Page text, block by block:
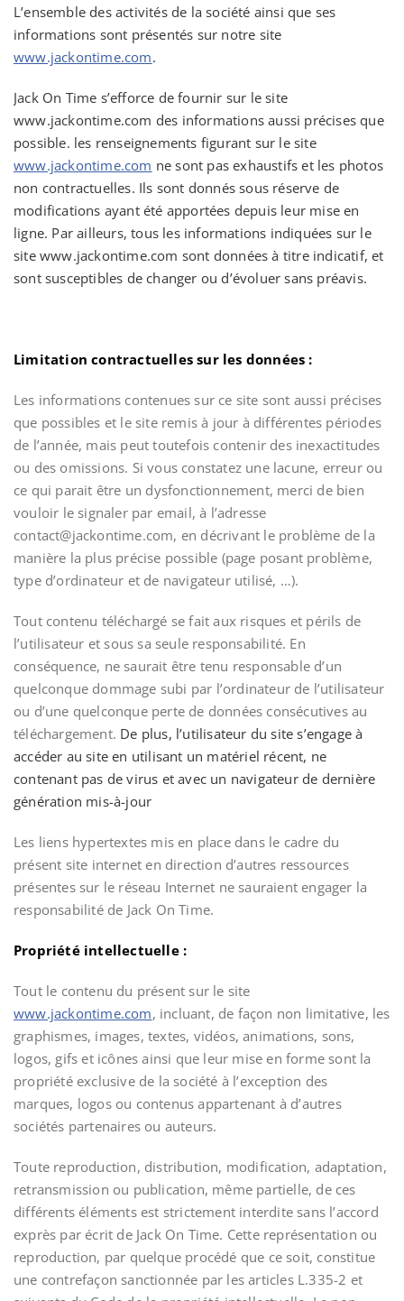
L’ensemble des activités de la société ainsi que ses
informations sont présentés sur notre site
www.jackontime.com.
Jack On Time s’efforce de fournir sur le site
www.jackontime.com des informations aussi précises que
possible. les renseignements figurant sur le site
www.jackontime.com ne sont pas exhaustifs et les photos
non contractuelles. Ils sont donnés sous réserve de
modifications ayant été apportées depuis leur mise en
ligne. Par ailleurs, tous les informations indiquées sur le
site www.jackontime.com sont données à titre indicatif, et
sont susceptibles de changer ou d’évoluer sans préavis.
Limitation contractuelles sur les données :
Les informations contenues sur ce site sont aussi précises
que possibles et le site remis à jour à différentes périodes
de l’année, mais peut toutefois contenir des inexactitudes
ou des omissions. Si vous constatez une lacune, erreur ou
ce qui parait être un dysfonctionnement, merci de bien
vouloir le signaler par email, à l’adresse
contact@jackontime.com, en décrivant le problème de la
manière la plus précise possible (page posant problème,
type d’ordinateur et de navigateur utilisé, …).
Tout contenu téléchargé se fait aux risques et périls de
l’utilisateur et sous sa seule responsabilité. En
conséquence, ne saurait être tenu responsable d’un
quelconque dommage subi par l’ordinateur de l’utilisateur
ou d’une quelconque perte de données consécutives au
téléchargement. De plus, l’utilisateur du site s’engage à
accéder au site en utilisant un matériel récent, ne
contenant pas de virus et avec un navigateur de dernière
génération mis-à-jour
Les liens hypertextes mis en place dans le cadre du
présent site internet en direction d’autres ressources
présentes sur le réseau Internet ne sauraient engager la
responsabilité de Jack On Time.
Propriété intellectuelle :
Tout le contenu du présent sur le site
www.jackontime.com, incluant, de façon non limitative, les
graphismes, images, textes, vidéos, animations, sons,
logos, gifs et icônes ainsi que leur mise en forme sont la
propriété exclusive de la société à l’exception des
marques, logos ou contenus appartenant à d’autres
sociétés partenaires ou auteurs.
Toute reproduction, distribution, modification, adaptation,
retransmission ou publication, même partielle, de ces
différents éléments est strictement interdite sans l’accord
exprès par écrit de Jack On Time. Cette représentation ou
reproduction, par quelque procédé que ce soit, constitue
une contrefaçon sanctionnée par les articles L.335-2 et